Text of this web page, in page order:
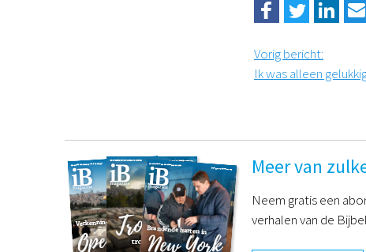
Vorig bericht:
Ik was alleen
Meer van
Neem gratis een
verhalen van de